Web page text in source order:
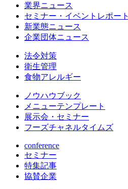
業界ニュース
セミナー・イベントレポート
新業態ニュース
企業団体ニュース
法令対策
衛生管理
食物アレルギー
ノウハウブック
メニューテンプレート
展示会・セミナー
フーズチャネルタイムズ
conference
セミナー
特集記事
協賛企業